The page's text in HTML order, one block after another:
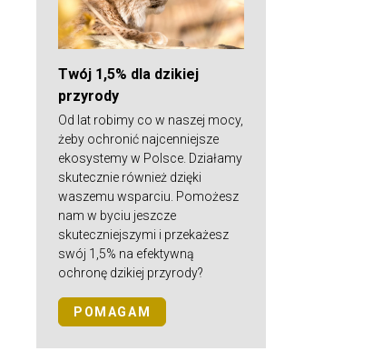
Twój 1,5% dla dzikiej
przyrody
Od lat robimy co w naszej mocy,
żeby ochronić najcenniejsze
ekosystemy w Polsce. Działamy
skutecznie również dzięki
waszemu wsparciu. Pomożesz
nam w byciu jeszcze
skuteczniejszymi i przekażesz
swój 1,5% na efektywną
ochronę dzikiej przyrody?
POMAGAM